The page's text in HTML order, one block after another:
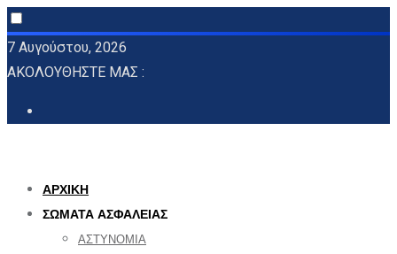
Skip
to
7 Αυγούστου, 2026
ΑΚΟΛΟΥΘΗΣΤΕ ΜΑΣ :
ΑΡΧΙΚΗ
ΣΩΜΑΤΑ ΑΣΦΑΛΕΙΑΣ
ΑΣΤΥΝΟΜΙΑ